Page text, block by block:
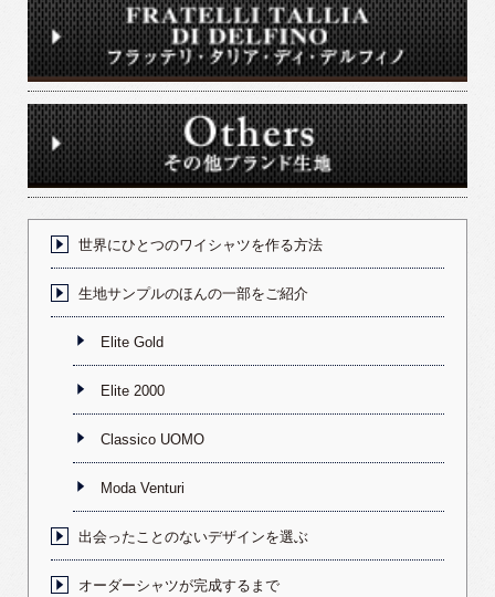
世界にひとつのワイシャツを作る方法
生地サンプルのほんの一部をご紹介
Elite Gold
Elite 2000
Classico UOMO
Moda Venturi
出会ったことのないデザインを選ぶ
オーダーシャツが完成するまで